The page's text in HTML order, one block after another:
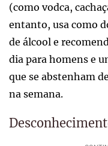
(como vodca,
entanto, usa como
de álcool e
dia para homens e
que se abstenham
na semana.